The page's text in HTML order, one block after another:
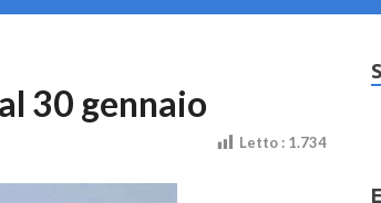
30 gennaio
Letto : 1.734